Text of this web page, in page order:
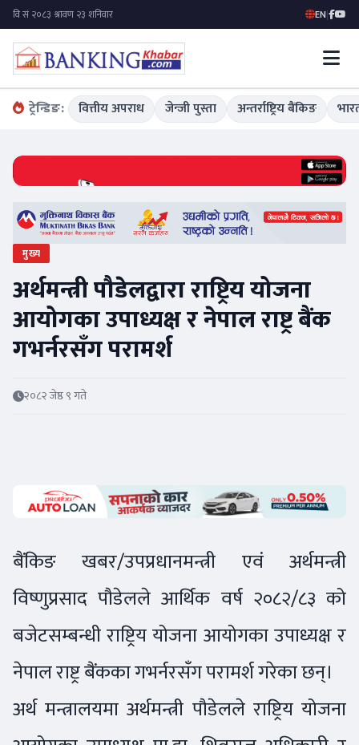
EN|
ट्रेन्डिङ: वित्तीय अपराध जेन्जी पुस्ता अन्तर्राष्ट्रिय बैंकिङ
मुख्य
अर्थमन्त्री पौडेलद्वारा राष्ट्रिय योजना
आयोगका उपाध्यक्ष र नेपाल राष्ट्र बैंक
गभर्नरसँग परामर्श
२०८२ जेष्ठ ९ गते
बैंकिङ खबर/उपप्रधानमन्त्री एवं अर्थमन्त्री
विष्णुप्रसाद पौडेलले आर्थिक वर्ष २०८२/८३ को
बजेटसम्बन्धी राष्ट्रिय योजना आयोगका उपाध्यक्ष र
नेपाल राष्ट्र बैंकका गभर्नरसँग परामर्श गरेका छन्।
अर्थ मन्त्रालयमा अर्थमन्त्री पौडेलले राष्ट्रिय योजना